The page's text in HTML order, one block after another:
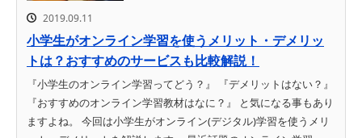
2019.09.11
小学生がオンライン学習を使うメリット・デメリッ
トは？おすすめのサービスも比較解説！
『小学生のオンライン学習ってどう？』 『デメリットはない？』
『おすすめのオンライン学習教材はなに？』 と気になる事もあり
ますよね。 今回は小学生がオンライン(デジタル)学習を使うメリ